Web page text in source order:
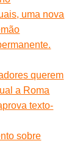
uma nova
querem
a Roma
texto-
sobre